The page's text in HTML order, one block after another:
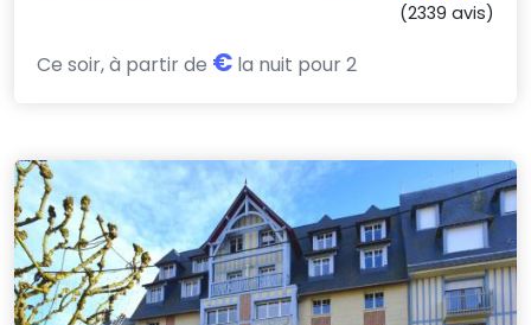
(2339 avis)
Ce soir, à partir de € la nuit pour 2